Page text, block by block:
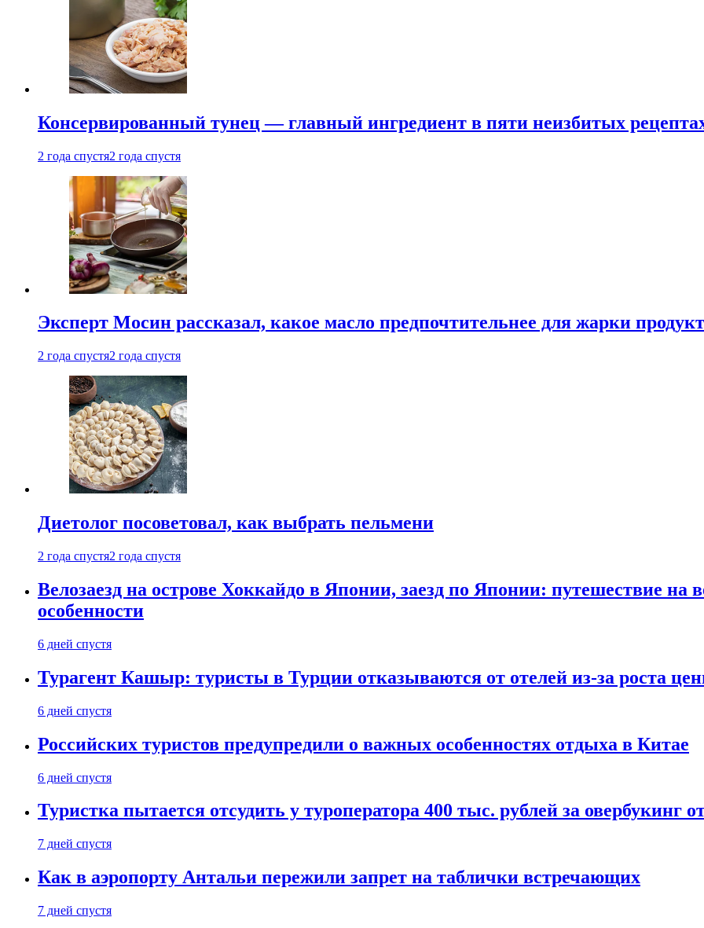
Консервированный тунец — главный ингредиент в пяти неизбитых
2 года спустя2 года спустя
Эксперт Мосин рассказал, какое масло предпочтительнее для жарки
2 года спустя2 года спустя
Диетолог посоветовал, как выбрать пельмени
2 года спустя2 года спустя
Велозаезд на острове Хоккайдо в Японии, заезд по Японии: путешествие на
особенности
6 дней спустя
Турагент Кашыр: туристы в Турции отказываются от отелей из-за роста
6 дней спустя
Российских туристов предупредили о важных особенностях отдыха в Китае
6 дней спустя
Туристка пытается отсудить у туроператора 400 тыс. рублей за овербукинг
7 дней спустя
Как в аэропорту Антальи пережили запрет на таблички встречающих
7 дней спустя